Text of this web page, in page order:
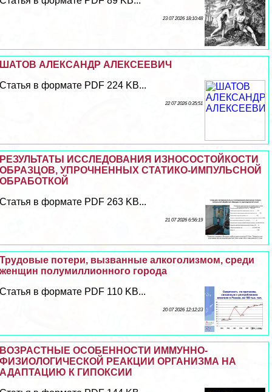
23 07 2026 18:10:48
ШАТОВ АЛЕКСАНДР АЛЕКСЕЕВИЧ
Статья в формате PDF 224 KB...
22 07 2026 0:35:51
РЕЗУЛЬТАТЫ ИССЛЕДОВАНИЯ ИЗНОСОСТОЙКОСТИ
ОБРАЗЦОВ, УПРОЧНЕННЫХ СТАТИКО-ИМПУЛЬСНОЙ
ОБРАБОТКОЙ
Статья в формате PDF 263 KB...
21 07 2026 6:56:19
Трудовые потери, вызванные алкоголизмом, среди
женщин полумиллионного города
Статья в формате PDF 110 KB...
20 07 2026 12:12:23
ВОЗРАСТНЫЕ ОСОБЕННОСТИ ИММУННО-
ФИЗИОЛОГИЧЕСКОЙ РЕАКЦИИ ОРГАНИЗМА НА
АДАПТАЦИЮ К ГИПОКСИИ